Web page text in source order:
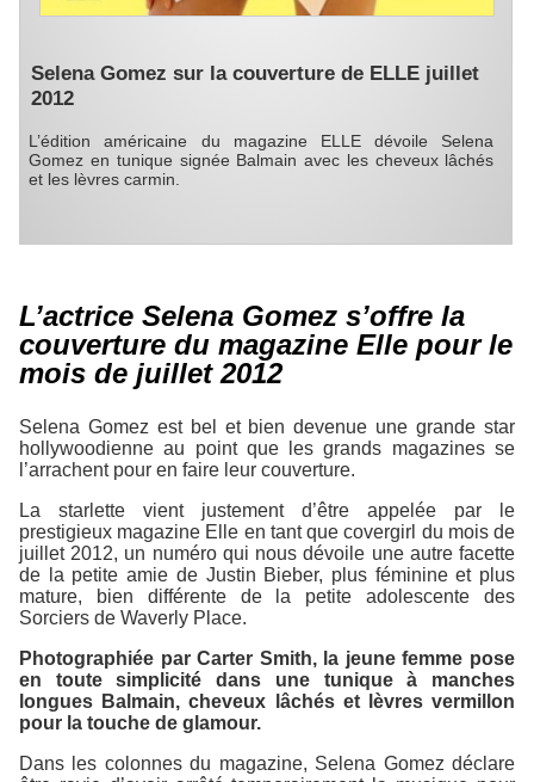
Selena Gomez sur la couverture de ELLE juillet
2012
L’édition américaine du magazine ELLE dévoile Selena
Gomez en tunique signée Balmain avec les cheveux lâchés
et les lèvres carmin.
L’actrice Selena Gomez s’offre la
couverture du magazine Elle pour le
mois de juillet 2012
Selena Gomez est bel et bien devenue une grande star
hollywoodienne au point que les grands magazines se
l’arrachent pour en faire leur couverture.
La starlette vient justement d’être appelée par le
prestigieux magazine Elle en tant que covergirl du mois de
juillet 2012, un numéro qui nous dévoile une autre facette
de la petite amie de Justin Bieber, plus féminine et plus
mature, bien différente de la petite adolescente des
Sorciers de Waverly Place.
Photographiée par Carter Smith, la jeune femme pose
en toute simplicité dans une tunique à manches
longues Balmain, cheveux lâchés et lèvres vermillon
pour la touche de glamour.
Dans les colonnes du magazine, Selena Gomez déclare